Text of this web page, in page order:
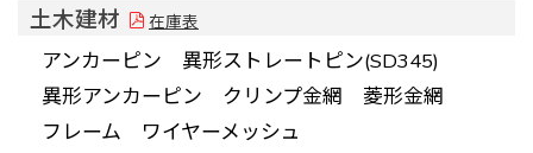
土木建材 在庫表
アンカーピン 異形ストレートピン(SD345)
異形アンカーピン クリンプ金網 菱形金網
フレーム ワイヤーメッシュ